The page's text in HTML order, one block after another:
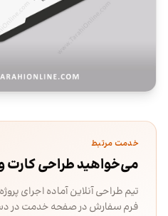
خدمت مرتبط
می‌خواهید طراحی
تیم طراحی آنلاین آماده اجرای
فرم سفارش در صفحه خدمت در